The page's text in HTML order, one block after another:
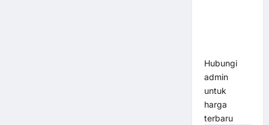
Hubungi
admin
untuk
harga
terbaru